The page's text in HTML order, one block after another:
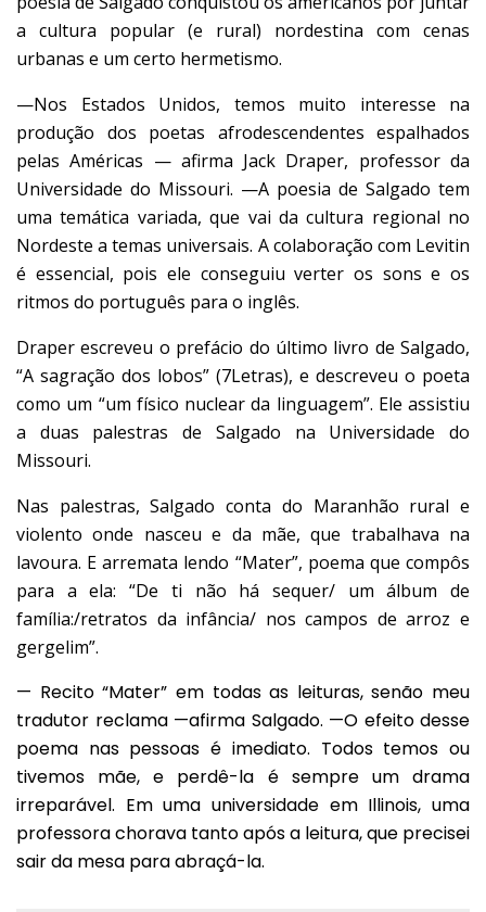
a cultura popular (e rural) nordestina com cenas
urbanas e um certo hermetismo.
—Nos Estados Unidos, temos muito interesse na
produção dos poetas afrodescendentes espalhados
pelas Américas — afirma Jack Draper, professor da
Universidade do Missouri. —A poesia de Salgado tem
uma temática variada, que vai da cultura regional no
Nordeste a temas universais. A colaboração com Levitin
é essencial, pois ele conseguiu verter os sons e os
ritmos do português para o inglês.
Draper escreveu o prefácio do último livro de Salgado,
“A sagração dos lobos” (7Letras), e descreveu o poeta
como um “um físico nuclear da linguagem”. Ele assistiu
a duas palestras de Salgado na Universidade do
Missouri.
Nas palestras, Salgado conta do Maranhão rural e
violento onde nasceu e da mãe, que trabalhava na
lavoura. E arremata lendo “Mater”, poema que compôs
para a ela: “De ti não há sequer/ um álbum de
família:/retratos da infância/ nos campos de arroz e
gergelim”.
— Recito “Mater” em todas as leituras, senão meu
tradutor reclama —afirma Salgado. —O efeito desse
poema nas pessoas é imediato. Todos temos ou
tivemos mãe, e perdê-la é sempre um drama
irreparável. Em uma universidade em Illinois, uma
professora chorava tanto após a leitura, que precisei
sair da mesa para abraçá-la.